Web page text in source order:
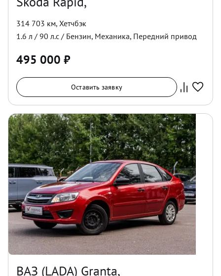
314 703 км, Хетчбэк
1.6 л / 90 л.с / Бензин, Механика, Передний привод
495 000 ₽
Оставить заявку
ВАЗ (LADA) Granta,